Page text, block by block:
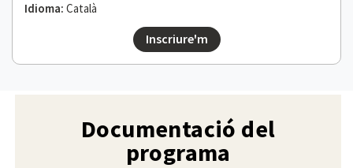
Idioma: Català
Inscriure'm
Documentació del
programa